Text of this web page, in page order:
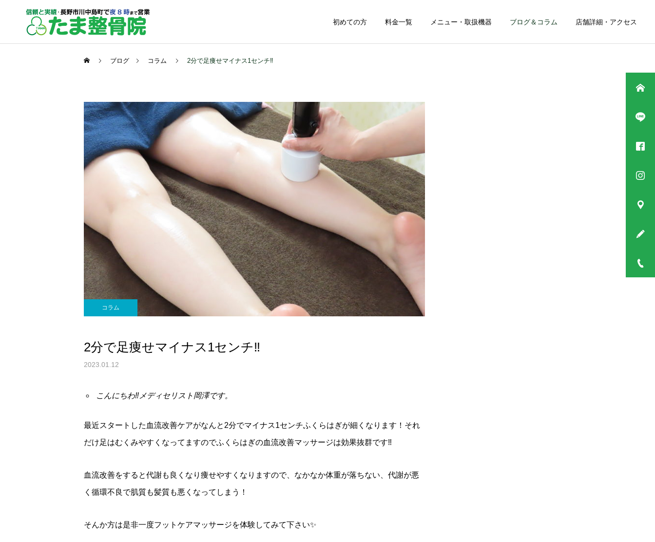
初めての方 料金一覧 メニュー・取扱機器 ブログ＆コラム 店舗詳細・アクセス
保険診療 自由診療 交通事故診療
物理療法 筋膜リリース
スポーツの症状
膝が外れた感じがしたら危
険サイン！（長野市）
スポーツの症状
肉離れを放置するとパフォ
頭・首・肩の症状
に（長野市）
運転中の背中の痛みの解決
ブログ コラム 2分で足痩せマイナス1センチ‼️
コラム
2分で足痩せマイナス1センチ‼️
2023.01.12
こんにちわ‼︎メディセリスト岡澤です。
最近スタートした血流改善ケアがなんと2分でマイナス1センチふくらはぎが細くなります！それ
だけ足はむくみやすくなってますのでふくらはぎの血流改善マッサージは効果抜群です‼︎
血流改善をすると代謝も良くなり痩せやすくなりますので、なかなか体重が落ちない、代謝が悪
く循環不良で肌質も髪質も悪くなってしまう！
そんか方は是非一度フットケアマッサージを体験してみて下さい✨